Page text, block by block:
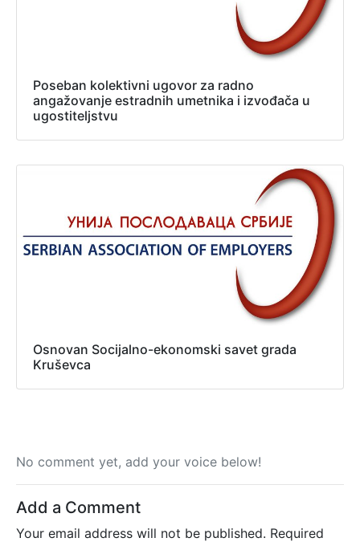
Poseban kolektivni ugovor za radno
angažovanje estradnih umetnika i izvođača u
ugostiteljstvu
Osnovan Socijalno-ekonomski savet grada
Kruševca
No comment yet, add your voice below!
Add a Comment
Your email address will not be published. Required